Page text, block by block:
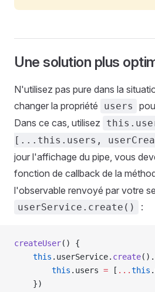
Une solution plus
N'utilisez pas pure dans la
changer la propriété
users
Dans ce cas, utilisez
[...this.users,
jour l'affichage du pipe, vous
fonction de callback de la
l'observable renvoyé par votre
userService.create() :
createUser() {
    this
.userService. create().
        this
.users = [ ...this
    })